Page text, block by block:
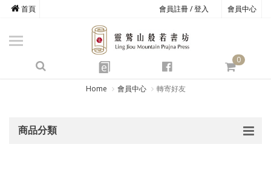
會員註冊 / 登入 會員中心
首頁
e
0
商品總覽
心道書庫
靈鷲叢書
心靈影音
Home 會員中心 轉寄好友
商品分類